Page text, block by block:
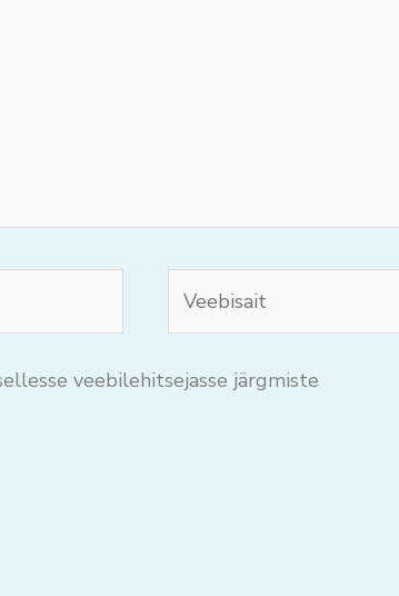
veebilehitsejasse järgmiste